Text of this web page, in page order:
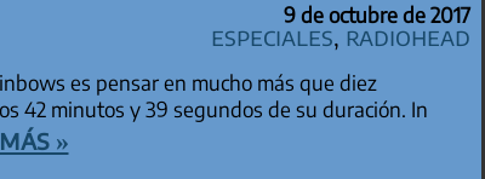
9 de octubre de 2017
especiales, Radiohead
es pensar en mucho más que diez
42 minutos y 39 segundos de su duración. In
más »